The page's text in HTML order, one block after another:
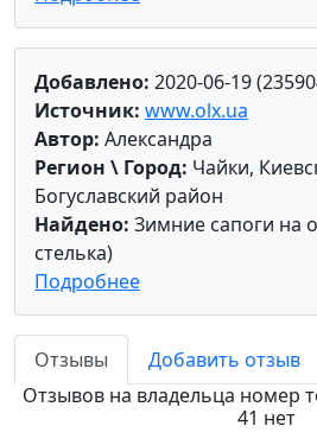
Добавлено: 2020-06-19
Источник: www.olx.ua
Автор: Александра
Регион \ Город: Чайки,
Богуславский район
Найдено: Зимние сапоги на
стелька)
Подробнее
Отзывы
Добавить отзыв
Отзывов на владельца номер
41 нет